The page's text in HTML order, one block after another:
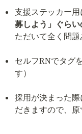
支援ステッカー用
募しよう」ぐらい
ただいて全く問
セルフRNでタグ
す）
採用が決まった